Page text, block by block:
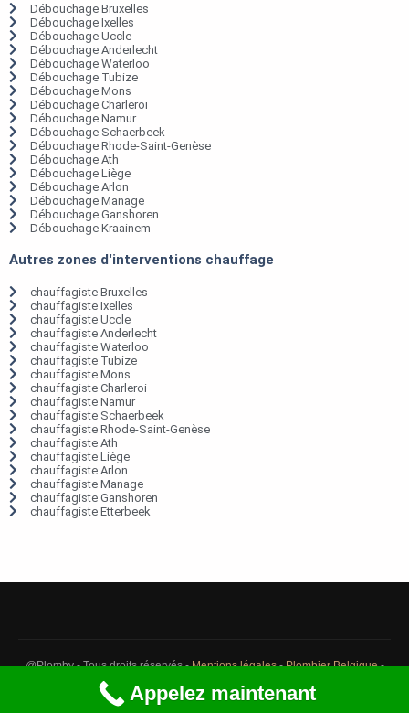
Débouchage Bruxelles
Débouchage Ixelles
Débouchage Uccle
Débouchage Anderlecht
Débouchage Waterloo
Débouchage Tubize
Débouchage Mons
Débouchage Charleroi
Débouchage Namur
Débouchage Schaerbeek
Débouchage Rhode-Saint-Genèse
Débouchage Ath
Débouchage Liège
Débouchage Arlon
Débouchage Manage
Débouchage Ganshoren
Débouchage Kraainem
Autres zones d'interventions chauffage
chauffagiste Bruxelles
chauffagiste Ixelles
chauffagiste Uccle
chauffagiste Anderlecht
chauffagiste Waterloo
chauffagiste Tubize
chauffagiste Mons
chauffagiste Charleroi
chauffagiste Namur
chauffagiste Schaerbeek
chauffagiste Rhode-Saint-Genèse
chauffagiste Ath
chauffagiste Liège
chauffagiste Arlon
chauffagiste Manage
chauffagiste Ganshoren
chauffagiste Etterbeek
@Plomby - Tous droits réservés -Mentions légales-Plombier Belgique-
Débouchage Belgique
Appelez maintenant